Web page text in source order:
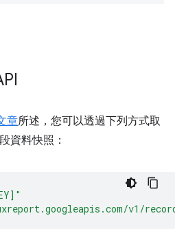
章所述，您可以透過下列方式取
資料快照：
v1/